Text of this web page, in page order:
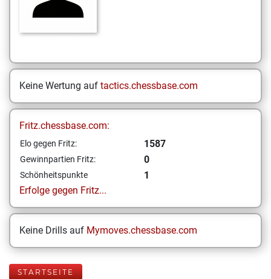
Keine Wertung auf tactics.chessbase.com
Fritz.chessbase.com:
Elo gegen Fritz: 1587
Gewinnpartien Fritz: 0
Schönheitspunkte
1
Erfolge gegen Fritz...
Keine Drills auf Mymoves.chessbase.com
STARTSEITE